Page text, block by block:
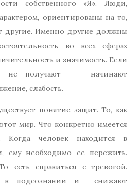
собственного «Я». Люди,
ориентированы на то,
другие. Именно другие должны
во всех сферах
и значимость. Если
не получают — начинают
слабость.
понятие защит. То, как
мир. Что конкретно имеется
Когда человек находится в
ему необходимо ее пережить.
есть справиться с тревогой.
в подсознании и снижают